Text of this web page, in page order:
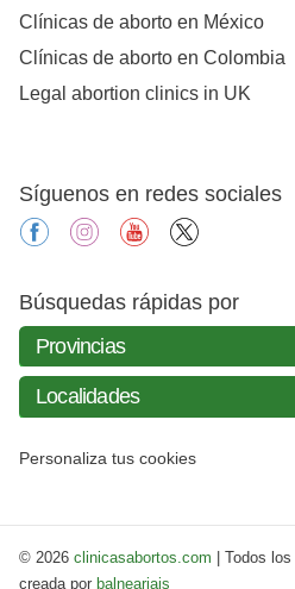
Clínicas de aborto en México
Clínicas de aborto en Colombia
Legal abortion clinics in UK
Síguenos en redes sociales
facebookinstagramyoutube
Búsquedas rápidas por
Personaliza tus cookies
© 2026 clinicasabortos.com | Todos
creada por balneariais